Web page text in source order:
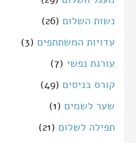
נשות השלום (26)
עדויות המשתתפים (3)
עורגת נפשי (7)
קורס בניסים (49)
שער לשמים (1)
תפילה לשלום (21)